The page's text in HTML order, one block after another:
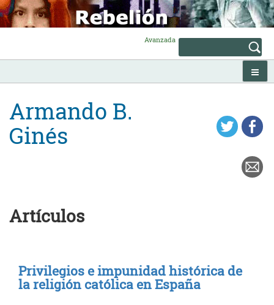
Skip
to
content
Avanzada
Armando B.
Ginés
Artículos
Privilegios e impunidad histórica de
la religión católica en España